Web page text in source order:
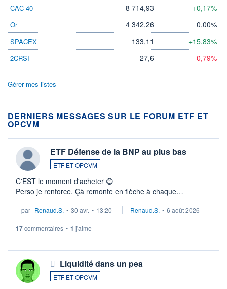
CAC 40 8 714,93 +0,17%
Or 4 342,26 0,00%
SPACEX 133,11 +15,83%
2CRSI 27,6 -0,79%
Gérer mes listes
DERNIERS MESSAGES SUR LE FORUM ETF ET
OPCVM
ETF Défense de la BNP au plus bas
ETF ET OPCVM
C'EST le moment d'acheter 😄​
Perso je renforce. Çà remonte en flèche à chaque
Investissement long terme tip top pour sa retraite.
par Renaud.S. • 30 avr. • 13:20 Renaud.S. • 6 août 2026
17commentaires • 1 j'aime
Liquidité dans un pea
ETF ET OPCVM